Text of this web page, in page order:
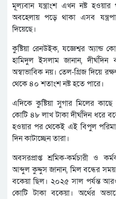
মূল্যবান যন্ত্রাংশ এখন নষ্ট
অবহেলায় পড়ে থাকা এসব
দিয়েছে।
কুষ্টিয়া রেনউইক, যজ্ঞেশ্বর অ্যান্ড
হামিদুল ইসলাম জানান, দীর্ঘদিন
অস্বাভাবিক নয়। তেল-গ্রিজ দিয়ে
থেকে ৪০ শতাংশ নষ্ট হতে পারে।
এদিকে কুষ্টিয়া সুগার মিলের কাছে
কোটি ৪৮ লাখ টাকা দীর্ঘদিন ধরে
হওয়ার পর থেকেই এই বিপুল
দিন কাটাচ্ছেন তারা।
অবসরপ্রাপ্ত শ্রমিক-কর্মচারী ও
আব্দুল কুদ্দুস জানান, মিল বন্ধের
বকেয়া ছিল। ২০২৫ সাল পর্যন্ত
কোটি টাকা বকেয়া। অর্থের